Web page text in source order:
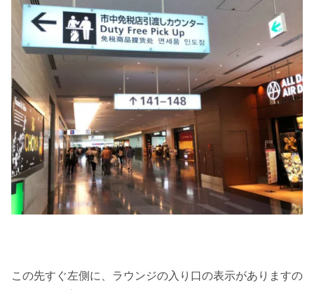
この先すぐ左側に、ラウンジの入り口の表示がありますの